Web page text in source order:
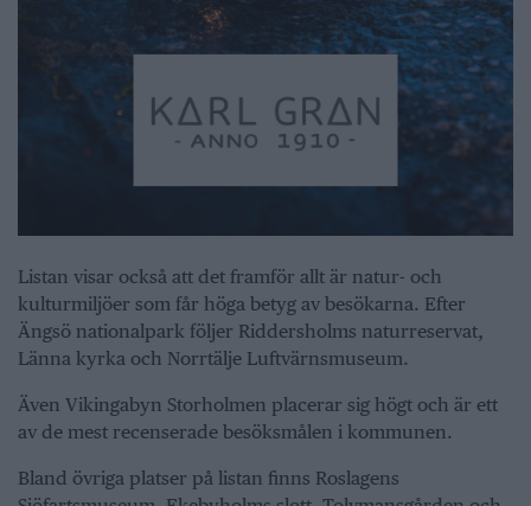
Listan visar också att det framför allt är natur- och
kulturmiljöer som får höga betyg av besökarna. Efter
Ängsö nationalpark följer Riddersholms naturreservat,
Länna kyrka och Norrtälje Luftvärnsmuseum.
Även Vikingabyn Storholmen placerar sig högt och är ett
av de mest recenserade besöksmålen i kommunen.
Bland övriga platser på listan finns Roslagens